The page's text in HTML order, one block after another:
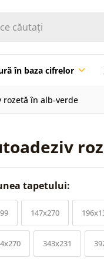
în baza cifrelor
rozetă în alb-verde
tapetului:
147x270
343x231